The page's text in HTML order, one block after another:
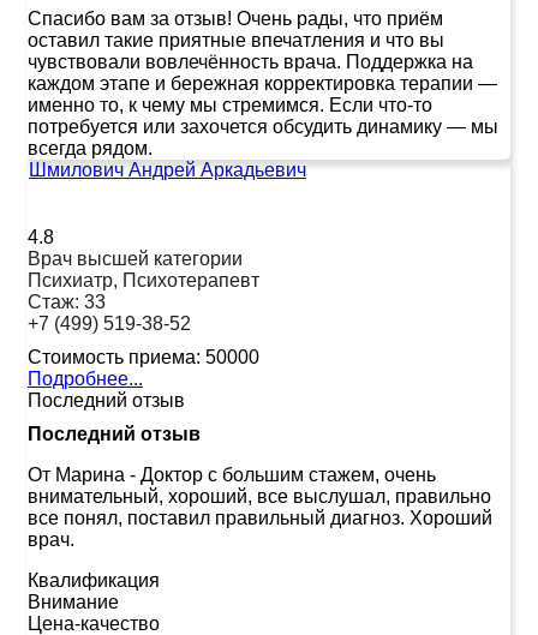
Спасибо вам за отзыв! Очень рады, что приём
оставил такие приятные впечатления и что вы
чувствовали вовлечённость врача. Поддержка на
каждом этапе и бережная корректировка терапии —
именно то, к чему мы стремимся. Если что-то
потребуется или захочется обсудить динамику — мы
всегда рядом.
Шмилович Андрей Аркадьевич
4.8
Врач высшей категории
Психиатр, Психотерапевт
Стаж: 33
+7 (499) 519-38-52
Стоимость приема: 50000
Подробнее...
Последний отзыв
Последний отзыв
От Марина - Доктор с большим стажем, очень
внимательный, хороший, все выслушал, правильно
все понял, поставил правильный диагноз. Хороший
врач.
Квалификация
Внимание
Цена-качество